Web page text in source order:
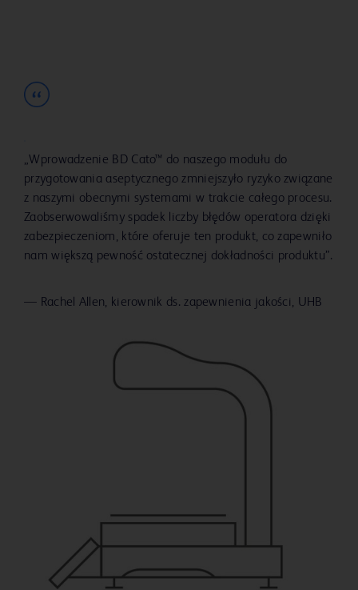
„Wprowadzenie BD Cato™ do naszego modułu do
przygotowania aseptycznego zmniejszyło ryzyko związane
z naszymi obecnymi systemami w trakcie całego procesu.
Zaobserwowaliśmy spadek liczby błędów operatora dzięki
zabezpieczeniom, które oferuje ten produkt, co zapewniło
nam większą pewność ostatecznej dokładności produktu”.
— Rachel Allen, kierownik ds. zapewnienia jakości, UHB